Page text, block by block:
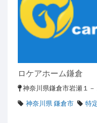
ロケアホーム鎌倉
神奈川県鎌倉市岩瀬１
神奈川県 鎌倉市
特